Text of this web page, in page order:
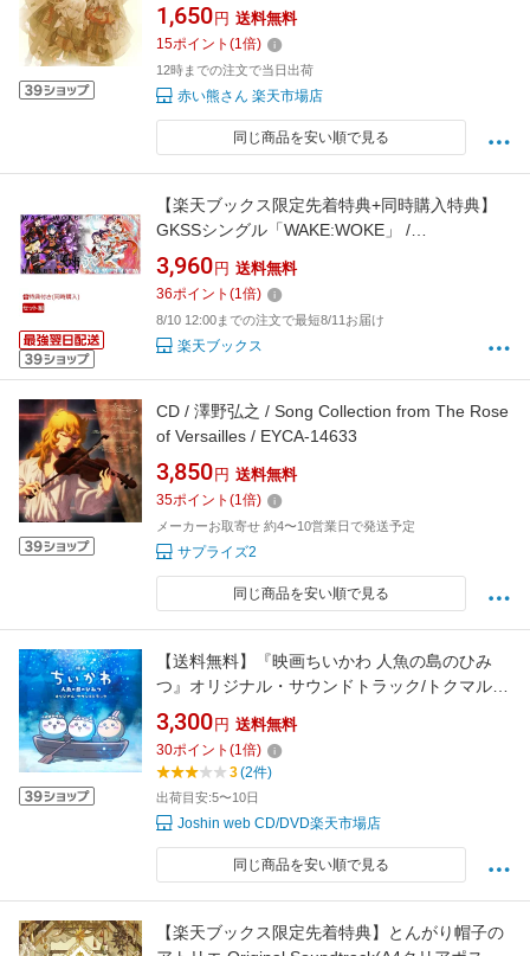
1,650 円 送料無料
15ポイント (1倍)
12時までの注文で当日出荷
赤い熊さん 楽天市場店
同じ商品を安い順で見る
【楽天ブックス限定先着特典+同時購入特典】
GKSSシングル「WAKE:WOKE」 /
「BURN:BORN」【Guilty Kiss盤】+
「WAKE:WOKE」 / 「BURN:BORN」【Saint
Snow盤】セット(トレーディングカード
(91mm×55mm)(2枚)+A4クリアファイル) [
GKSS ]
3,960 円 送料無料
36ポイント (1倍)
8/10 12:00までの注文で最短8/11お届け
楽天ブックス
CD / 澤野弘之 / Song Collection from The Rose
of Versailles / EYCA-14633
3,850 円 送料無料
35ポイント (1倍)
メーカーお取寄せ 約4〜10営業日で発送予定
サプライズ2
同じ商品を安い順で見る
【送料無料】『映画ちいかわ 人魚の島のひみ
つ』オリジナル・サウンドトラック/トクマルシ
ューゴ,上水樽力[CD]【返品種別A】
3,300 円 送料無料
30ポイント (1倍)
3(2件)
出荷目安:5〜10日
Joshin web CD/DVD楽天市場店
同じ商品を安い順で見る
【楽天ブックス限定先着特典】とんがり帽子の